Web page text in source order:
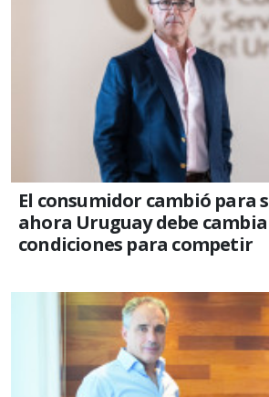
El consumidor cambió para
ahora Uruguay debe
condiciones para competir